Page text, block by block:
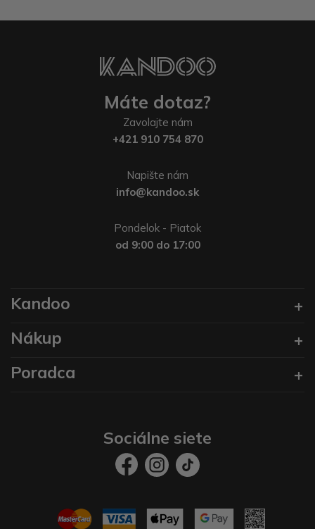
Máte dotaz?
Zavolajte nám
+421 910 754 870
Napište nám
info@kandoo.sk
Pondelok - Piatok
od 9:00 do 17:00
Kandoo
Nákup
Poradca
Sociálne siete